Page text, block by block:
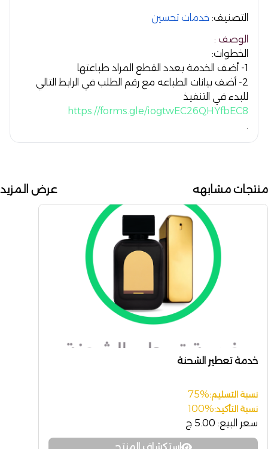
التصنيف: خدمات تحسين
الوصف :
الخطوات:
1- أضف الخدمة بعدد القطع المراد طباعتها
2- أضف بيانات الطباعه مع رقم الطلب في الرابط التالي
للبدء في التنفيذ
https://forms.gle/iogtwEC26QHYfbEC8
.
منتجات مشابهه عرض المزيد
خدمة تعطير الشحنة
نسبة التسليم:75%
نسبة التأكيد:100%
سعر البيع: 5.00 ج